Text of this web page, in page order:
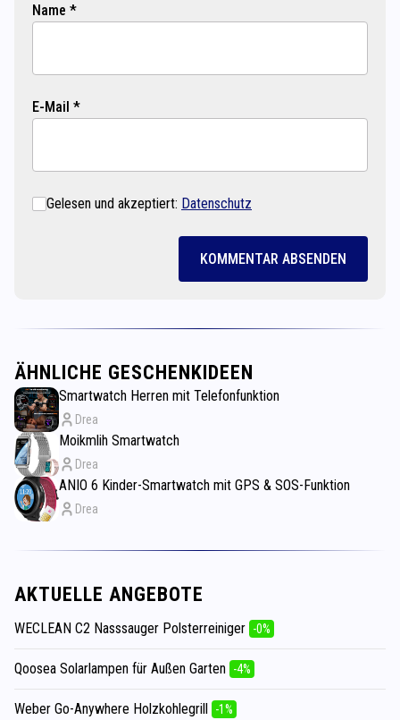
Name *
E-Mail *
Gelesen und akzeptiert: Datenschutz
KOMMENTAR ABSENDEN
ÄHNLICHE GESCHENKIDEEN
Smartwatch Herren mit Telefonfunktion
Drea
Moikmlih Smartwatch
Drea
ANIO 6 Kinder-Smartwatch mit GPS & SOS-Funktion
Drea
AKTUELLE ANGEBOTE
WECLEAN C2 Nasssauger Polsterreiniger -0%
Qoosea Solarlampen für Außen Garten -4%
Weber Go-Anywhere Holzkohlegrill -1%